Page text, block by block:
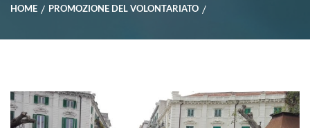
HOME PROMOZIONE DEL VOLONTARIATO